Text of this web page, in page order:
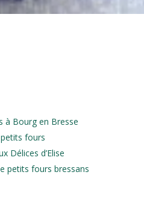
à Bourg en Bresse
fours
Délices d’Elise
petits fours bressans